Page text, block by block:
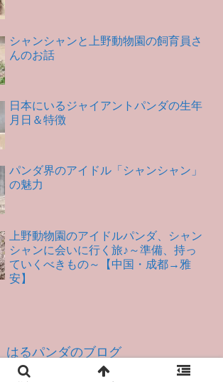
シャンシャンと上野動物園の飼育員さ
んのお話
日本にいるジャイアントパンダの生年
月日＆特徴
パンダ界のアイドル「シャンシャン」
の魅力
上野動物園のアイドルパンダ、シャン
シャンに会いに行く旅♪～準備、持っ
ていくべきもの～【中国・成都→雅
安】
はるパンダのブログ
© 2018 はるパンダのブログ.